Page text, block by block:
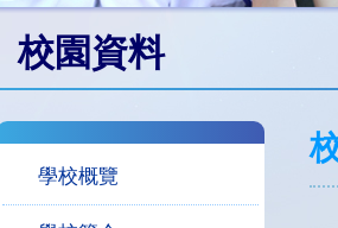
校園資料
學校概覽